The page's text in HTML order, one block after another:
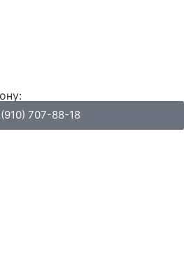
707-88-18